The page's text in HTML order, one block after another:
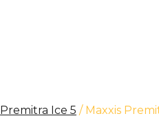
Premitra Ice 5 / Maxxis